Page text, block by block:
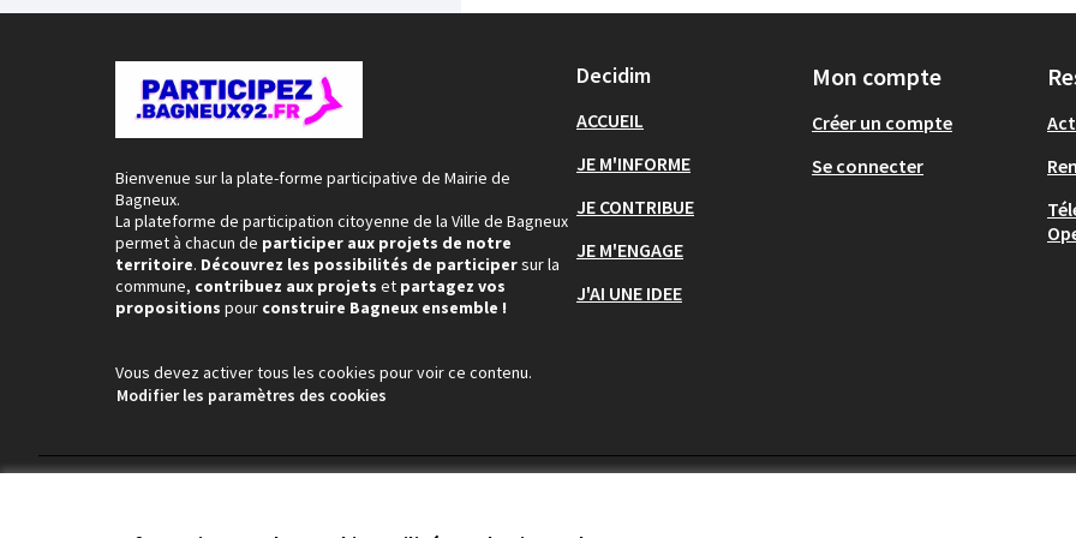
Bienvenue sur la plate-forme participative de Mairie de
Bagneux.
La plateforme de participation citoyenne de la Ville de Bagneux
permet à chacun de participer aux projets de notre
territoire. Découvrez les possibilités de participersur la
commune, contribuez aux projets et partagez vos
propositions pour construire Bagneux ensemble !
Vous devez activer tous les cookies pour voir ce contenu.
Modifier les paramètres des cookies
Decidim
ACCUEIL
JE M'INFORME
JE CONTRIBUE
JE M'ENGAGE
J'AI UNE IDEE
Mon compte
Créer un compte
Se connecter